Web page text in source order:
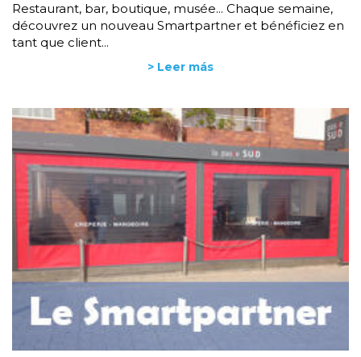
Restaurant, bar, boutique, musée... Chaque semaine,
découvrez un nouveau Smartpartner et bénéficiez en
tant que client...
> Leer más